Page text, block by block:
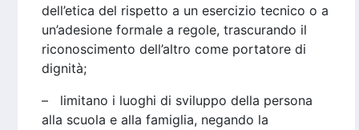
dell’etica del rispetto a un esercizio tecnico o a
un’adesione formale a regole, trascurando il
riconoscimento dell’altro come portatore di
dignità;
– limitano i luoghi di sviluppo della persona
alla scuola e alla famiglia, negando la